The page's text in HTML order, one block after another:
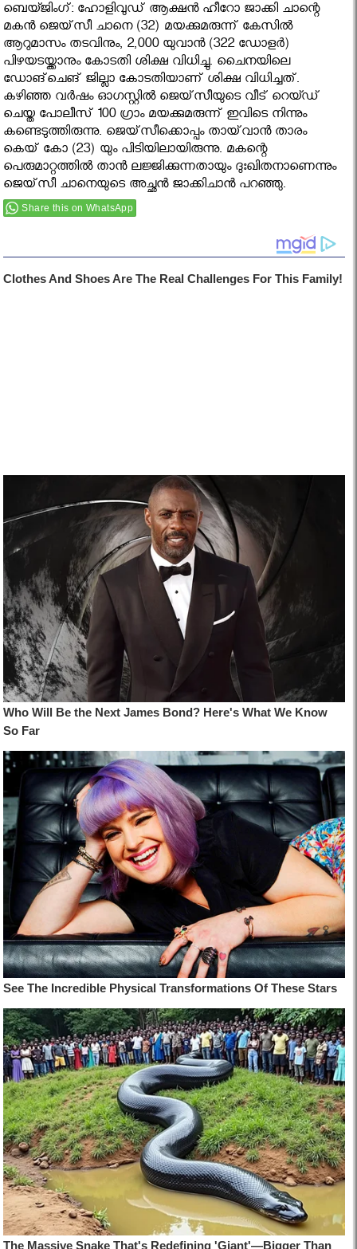
ബെയ്ജിംഗ്: ഹോളിവുഡ് ആക്ഷന്‍ ഹീറോ ജാക്കി ചാന്റെ
മകന്‍ ജെയ്‌സീ ചാനെ (32) മയക്കുമരുന്ന് കേസില്‍
ആറുമാസം തടവിനും, 2,000 യുവാന്‍ (322 ഡോളര്‍)
പിഴയടയ്ക്കാനും കോടതി ശിക്ഷ വിധിച്ചു. ചൈനയിലെ
ഡോങ്‌ചെങ് ജില്ലാ കോടതിയാണ് ശിക്ഷ വിധിച്ചത്.
കഴിഞ്ഞ വര്‍ഷം ഓഗസ്റ്റില്‍ ജെയ്‌സീയുടെ വീട് റെയ്ഡ്
ചെയ്ത പോലീസ് 100 ഗ്രാം മയക്കുമരുന്ന് ഇവിടെ നിന്നും
കണ്ടെടുത്തിരുന്നു. ജെയ്‌സീക്കൊപ്പം തായ്‌വാന്‍ താരം
കെയ് കോ (23) യും പിടിയിലായിരുന്നു. മകന്റെ
പെരുമാറ്റത്തില്‍ താന്‍ ലജ്ജിക്കുന്നതായും ദുഃഖിതനാണെന്നും
ജെയ്‌സീ ചാനെയുടെ അച്ഛൻ ജാക്കിചാൻ പറഞ്ഞു.
Share this on WhatsApp